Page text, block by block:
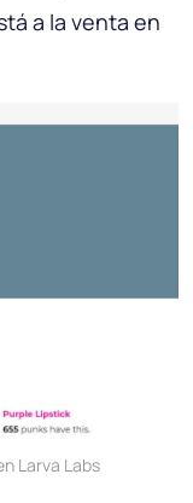
a la venta en
Larva Labs